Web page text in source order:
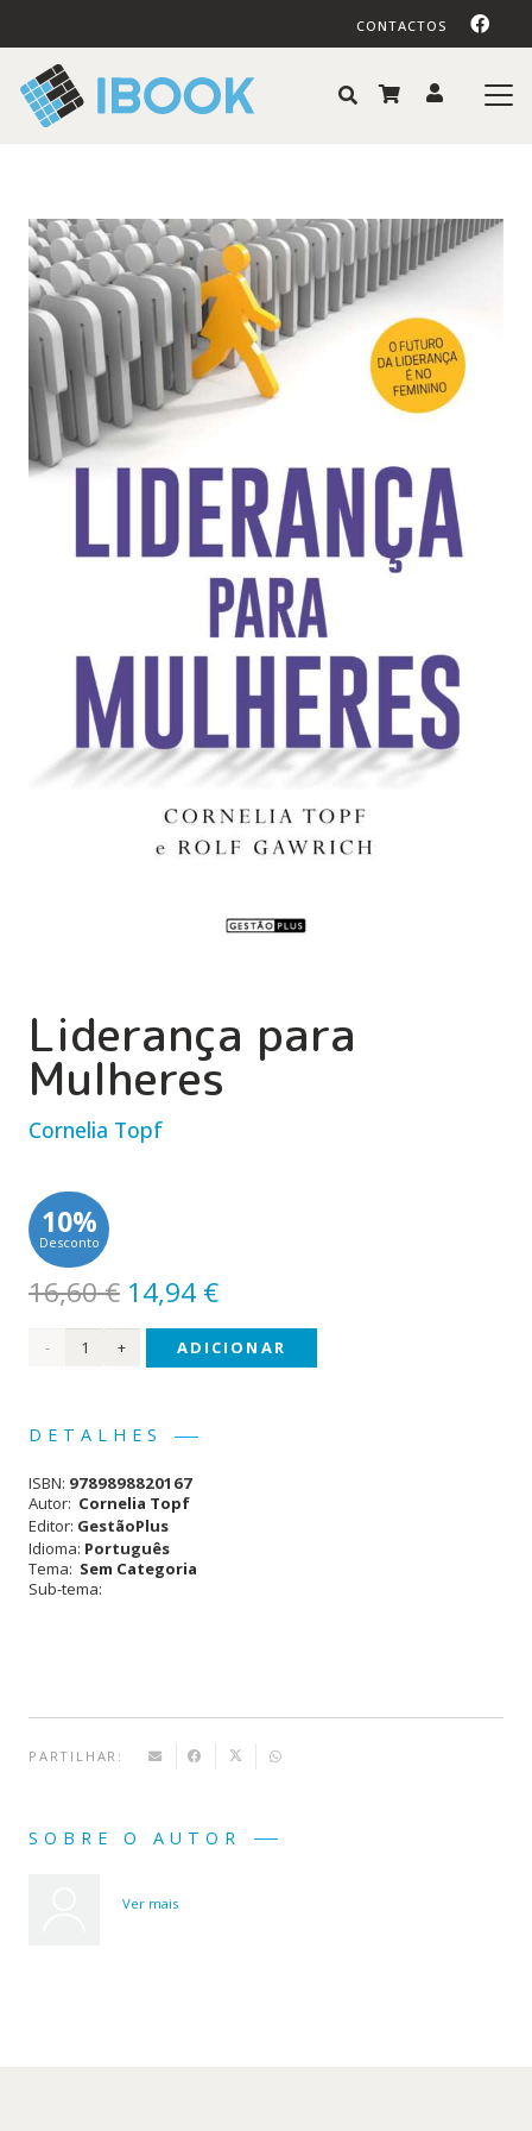
CONTACTOS
Liderança para
Mulheres
Cornelia Topf
10%
Desconto
16,60€ O
preço
original
16,60 €.
14,94 €O
preço
atual
Quantidade
Mulheres
ADICIONAR
DETALHES
ISBN: 9789898820167
Autor: Cornelia Topf
Editor: GestãoPlus
Idioma: Português
Tema: Sem Categoria
Sub-tema:
PARTILHAR:
SOBRE O AUTOR
Ver mais